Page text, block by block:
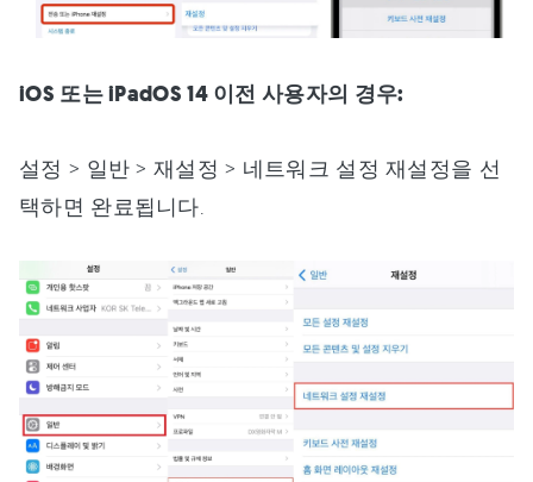
iOS 또는 iPadOS 14 이전 사용자의 경우:
설정 > 일반 > 재설정 > 네트워크 설정 재설정을 선
택하면 완료됩니다.